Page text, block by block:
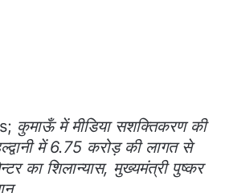
कुमाऊँ में मीडिया सशक्तिकरण की
में 6.75 करोड़ की लागत से
का शिलान्यास, मुख्यमंत्री पुष्कर